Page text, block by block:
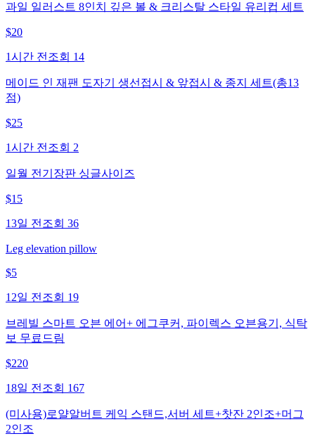
과일 일러스트 8인치 깊은 볼 & 크리스탈 스타일 유리컵 세트
$20
1시간 전 조회 14
메이드 인 재팬 도자기 생선접시 & 앞접시 & 종지 세트(총13
점)
$25
1시간 전 조회 2
일월 전기장판 싱글사이즈
$15
13일 전 조회 36
Leg elevation pillow
$5
12일 전 조회 19
브레빌 스마트 오븐 에어+ 에그쿠커, 파이렉스 오븐용기, 식탁
보 무료드림
$220
18일 전 조회 167
(미사용)로얄알버트 케익 스탠드,서버 세트+찻잔 2인조+머그
2인조